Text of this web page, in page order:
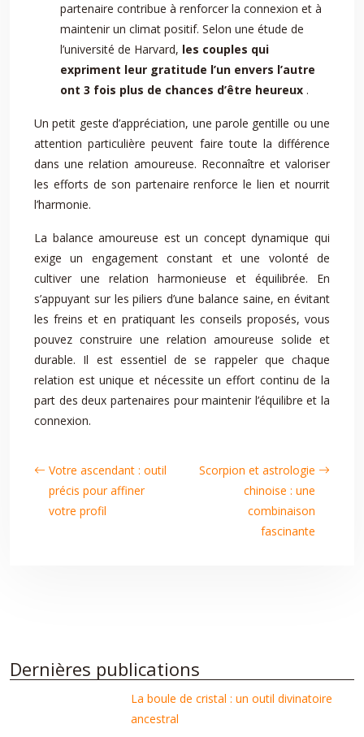
partenaire contribue à renforcer la connexion et à
maintenir un climat positif. Selon une étude de
l’université de Harvard, les couples qui
expriment leur gratitude l’un envers l’autre
ont 3 fois plus de chances d’être heureux .
Un petit geste d’appréciation, une parole gentille ou une
attention particulière peuvent faire toute la différence
dans une relation amoureuse. Reconnaître et valoriser
les efforts de son partenaire renforce le lien et nourrit
l’harmonie.
La balance amoureuse est un concept dynamique qui
exige un engagement constant et une volonté de
cultiver une relation harmonieuse et équilibrée. En
s’appuyant sur les piliers d’une balance saine, en évitant
les freins et en pratiquant les conseils proposés, vous
pouvez construire une relation amoureuse solide et
durable. Il est essentiel de se rappeler que chaque
relation est unique et nécessite un effort continu de la
part des deux partenaires pour maintenir l’équilibre et la
connexion.
Votre ascendant : outil
précis pour affiner
votre profil
Scorpion et astrologie
chinoise : une
combinaison
fascinante
Dernières publications
La boule de cristal : un outil divinatoire
ancestral